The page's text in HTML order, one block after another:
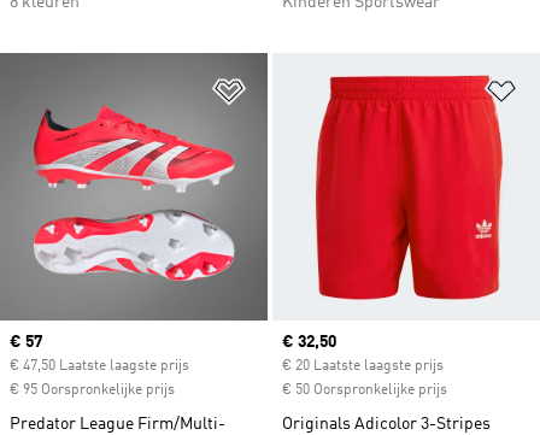
Op verlanglijst zetten
Current price
€ 57
€ 47,50 Laatste laagste prijs
€ 95 Oorspronkelijke prijs
Predator League Firm/Multi-
Current price
€ 32,50
€ 20 Laatste laagste prijs
€ 50 Oorspronkelijke prijs
Originals Adicolor 3-Stripes